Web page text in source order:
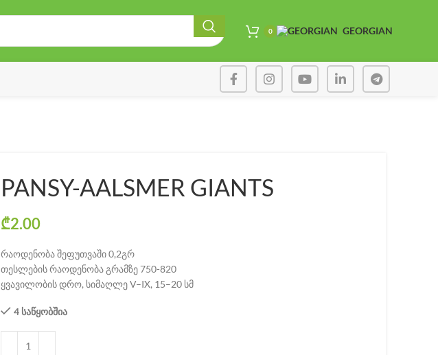
0 GEORGIAN
PANSY-AALSMER GIANTS
₾2.00
რაოდენობა შეფუთვაში 0,2გრ
თესლების რაოდენობა გრამზე 750-820
ყვავილობის დრო, სიმაღლე V–IX, 15–20 სმ
4 საწყობშია